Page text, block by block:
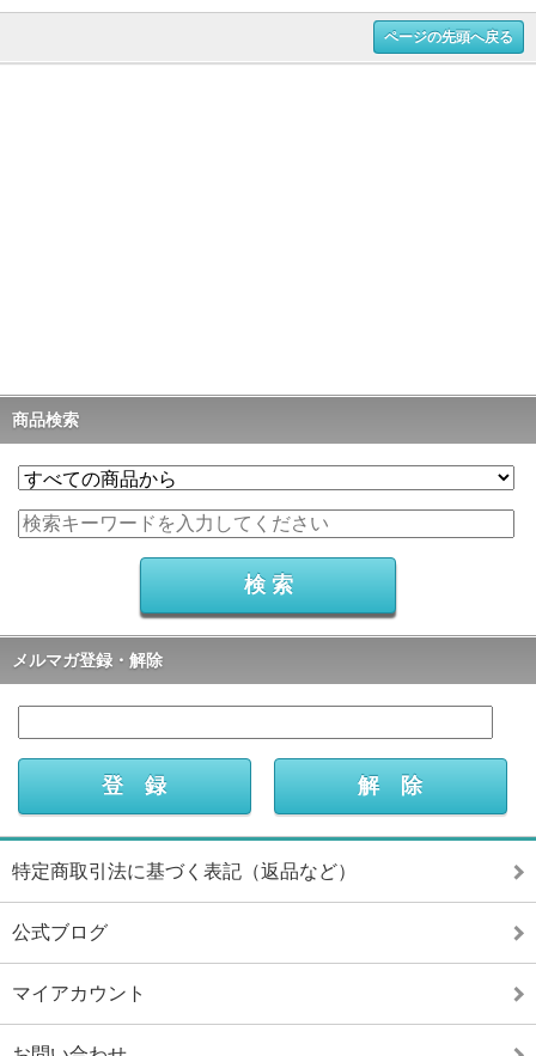
ページの先頭へ戻る
商品検索
メルマガ登録・解除
特定商取引法に基づく表記（返品など）
公式ブログ
マイアカウント